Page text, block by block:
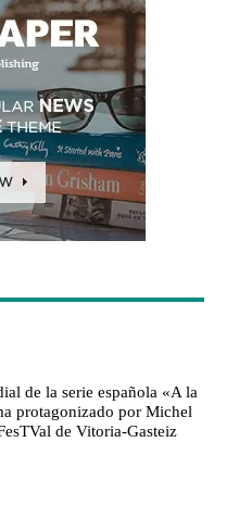
de la serie española «A la
protagonizado por Michel
de Vitoria-Gasteiz